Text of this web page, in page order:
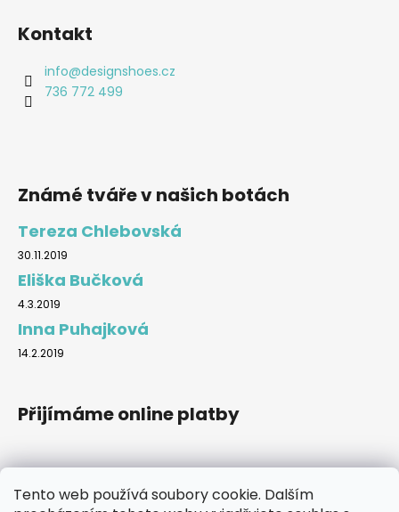
Tento web používá soubory cookie. Dalším
Kontakt
info@designshoes.cz
736 772 499
Známé tváře v našich botách
Tereza Chlebovská
30.11.2019
Eliška Bučková
4.3.2019
Inna Puhajková
14.2.2019
Přijímáme online platby